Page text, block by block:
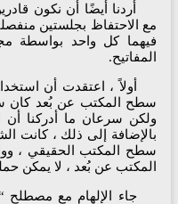
أردنا أيضًا أن نكون
الاحتفاظ بجلستين
كل واحد بواسطة
أولاً ، اعتقدت أن
المكتب عن بُعد كان سيكون
سرعان ما أدركنا أن
إلى ذلك ، كانت
المكتب الحقيقي ، وواحد
عن بُعد ، لا يمكن حمله.